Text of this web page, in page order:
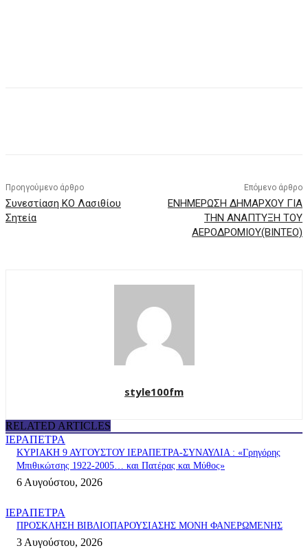
Προηγούμενο άρθρο
Συνεστίαση ΚΟ Λασιθίου
Σητεία
Επόμενο άρθρο
ΕΝΗΜΕΡΩΣΗ ΔΗΜΑΡΧΟΥ ΓΙΑ
ΤΗΝ ΑΝΑΠΤΥΞΗ ΤΟΥ
ΑΕΡΟΔΡΟΜΙΟΥ(ΒΙΝΤΕΟ)
style100fm
RELATED ARTICLES
ΙΕΡΑΠΕΤΡΑ
ΚΥΡΙΑΚΗ 9 ΑΥΓΟΥΣΤΟΥ ΙΕΡΑΠΕΤΡΑ-ΣΥΝΑΥΛΙΑ : «Γρηγόρης
Μπιθικώτσης 1922-2005… και Πατέρας και Μύθος»
6 Αυγούστου, 2026
ΙΕΡΑΠΕΤΡΑ
ΠΡΟΣΚΛΗΣΗ ΒΙΒΛΙΟΠΑΡΟΥΣΙΑΣΗΣ ΜΟΝΗ ΦΑΝΕΡΩΜΕΝΗΣ
3 Αυγούστου, 2026